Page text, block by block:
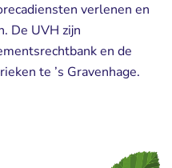
verlenen en
De UVH zijn
en de
te ’s Gravenhage.